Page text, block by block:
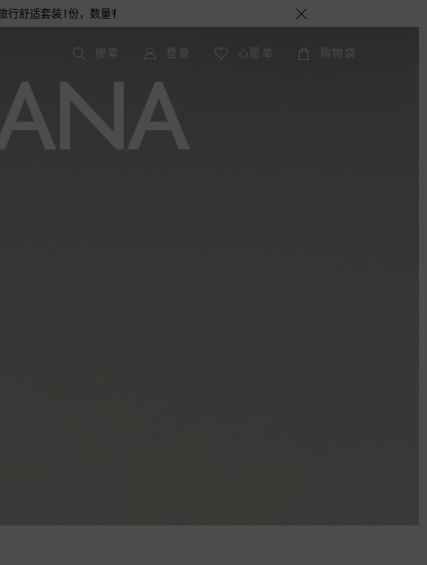
量有限，赠完即止。即刻选购，尊享花呗至高12期免息分期礼遇，下单即赠倾心之
搜索 登录 心愿单 购物袋